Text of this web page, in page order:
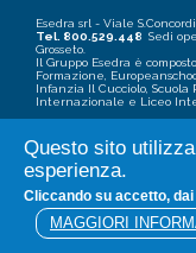
Esedra srl - Viale
Tel. 800.529.448 Sedi
Grosseto.
Il Gruppo Esedra è
Formazione,
Infanzia Il Cucciolo, Scuola
Internazionale e Liceo
PRIVACY POLICY
CREDITS
Questo sito
esperienza.
Cliccando su accetto,
MAGGIORI